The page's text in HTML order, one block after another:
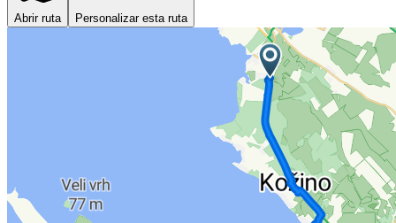
Abrir ruta Personalizar esta ruta